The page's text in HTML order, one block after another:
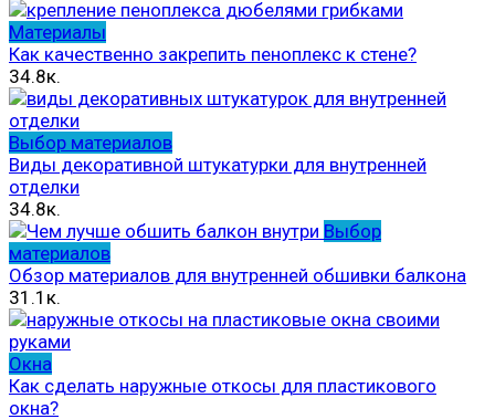
Материалы
Как качественно закрепить пеноплекс к стене?
34.8к.
Выбор материалов
Виды декоративной штукатурки для внутренней
отделки
34.8к.
Выбор
материалов
Обзор материалов для внутренней обшивки балкона
31.1к.
Окна
Как сделать наружные откосы для пластикового
окна?